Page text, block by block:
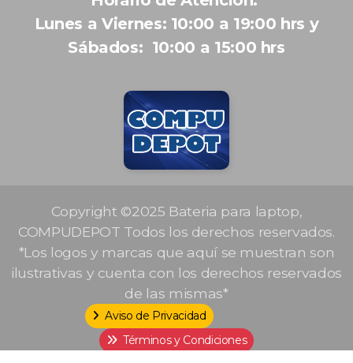
Lunes a Viernes: 10:00 a 19:00 hrs y
Sábados: 10:00 a 15:00 hrs
Copyright ©2025 Bateria para laptop,
COMPUDEPOT Todos los derechos reservados.
*Los logos y marcas que aquí se muestran son
ilustrativas y cuenta con los derechos reservados
de las mismas*
Aviso de Privacidad
Términos y Condiciones